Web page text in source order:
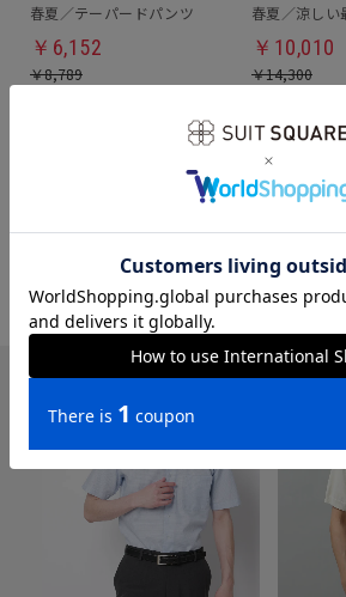
春夏／テーパードパンツ
￥6,152
￥8,789
￥10,010
￥14,300
~20%OFFアイテムを全て見る
すべて見る